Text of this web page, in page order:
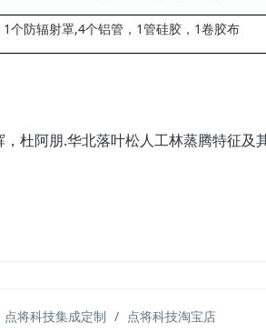
1个防辐射罩,4个铝管，1管硅胶，1卷胶布
杜阿朋.华北落叶松人工林蒸腾特征及
点将科技集成定制 点将科技淘宝店